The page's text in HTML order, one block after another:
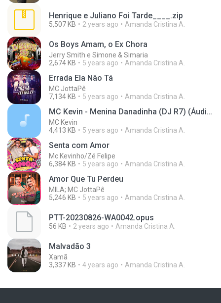
Henrique e Juliano Foi Tarde____.zip
5,507 KB 2 years ago Amanda Cristina A.
Os Boys Amam, o Ex Chora
Jerry Smith e Simone & Simaria
2,674 KB
5 years ago Amanda Cristina A.
Errada Ela Não Tá
MC JottaPê
7,134 KB
5 years ago Amanda Cristina A.
MC Kevin - Menina Danadinha (DJ R7) (Áudio Oficial) Lançamento 2016
MC Kevin
4,413 KB
5 years ago Amanda Cristina A.
Senta com Amor
Mc Kevinho/Zé Felipe
6,384 KB
5 years ago Amanda Cristina A.
Amor Que Tu Perdeu
MILA; MC JottaPê
5,246 KB
5 years ago Amanda Cristina A.
PTT-20230826-WA0042.opus
56 KB 2 years ago Amanda Cristina A.
Malvadão 3
Xamã
3,337 KB
4 years ago Amanda Cristina A.